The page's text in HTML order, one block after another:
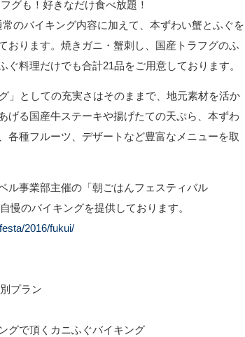
グも！好きなだけ食べ放題！
のバイキング内容に加えて、本ずわい蟹とふぐを
おります。焼きガニ・蟹刺し、国産トラフグのふ
料理だけでも合計21品をご用意しております。
」としての充実さはそのままで、地元素材を活か
げる国産牛ステーキや揚げたての天ぷら、本ずわ
各種フルーツ、デザートなど豊富なメニューを取
ル事業部主催の「朝ごはんフェスティバル
慢のバイキングを提供しております。
2016/fukui/
プラン
グで頂くカニふぐバイキング